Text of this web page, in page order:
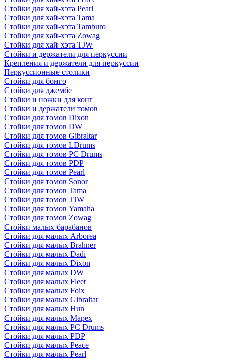
Стойки для хай-хэта Pearl
Стойки для хай-хэта Tama
Стойки для хай-хэта Tamburo
Стойки для хай-хэта Zowag
Стойки для хай-хэта TJW
Стойки и держатели для перкуссии
Крепления и держатели для перкуссии
Перкуссионные столики
Стойки для бонго
Стойки для джембе
Стойки и ножки для конг
Стойки и держатели томов
Стойки для томов Dixon
Стойки для томов DW
Стойки для томов Gibraltar
Стойки для томов LDrums
Стойки для томов PC Drums
Стойки для томов PDP
Стойки для томов Pearl
Стойки для томов Sonor
Стойки для томов Tama
Стойки для томов TJW
Стойки для томов Yamaha
Стойки для томов Zowag
Стойки малых барабанов
Стойки для малых Arborea
Стойки для малых Brahner
Стойки для малых Dadi
Стойки для малых Dixon
Стойки для малых DW
Стойки для малых Fleet
Стойки для малых Foix
Стойки для малых Gibraltar
Стойки для малых Hun
Стойки для малых Mapex
Стойки для малых PC Drums
Стойки для малых PDP
Стойки для малых Peace
Стойки для малых Pearl